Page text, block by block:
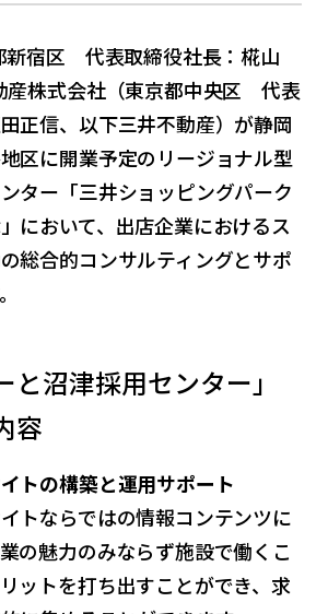
新宿区 代表取締役社長：椛山
産株式会社（東京都中央区 代表
正信、以下三井不動産）が静岡
区に開業予定のリージョナル型
ター「三井ショッピングパーク
において、出店企業におけるス
総合的コンサルティングとサポ
と沼津採用センター」
容
トの構築と運用サポート
トならではの情報コンテンツに
の魅力のみならず施設で働くこ
ットを打ち出すことができ、求